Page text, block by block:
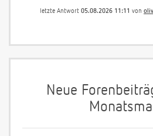
letzte Antwort 05.08.2026 11:11 von
Neue